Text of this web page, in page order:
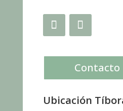
Contacto
Ubicación